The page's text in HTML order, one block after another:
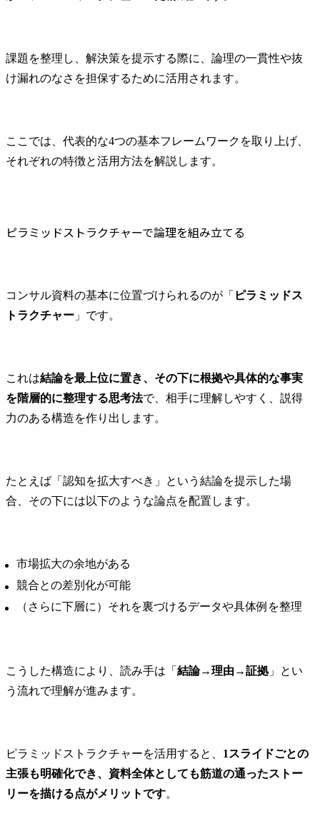
課題を整理し、解決策を提示する際に、論理の一貫性や抜
け漏れのなさを担保するために活用されます。
ここでは、代表的な4つの基本フレームワークを取り上げ、
それぞれの特徴と活用方法を解説します。
ピラミッドストラクチャーで論理を組み立てる
コンサル資料の基本に位置づけられるのが「 ピラミッドス
トラクチャー 」です。
これは結論を最上位に置き、その下に根拠や具体的な事実
を階層的に整理する思考法で、相手に理解しやすく、説得
力のある構造を作り出します。
たとえば「認知を拡大すべき」という結論を提示した場
合、その下には以下のような論点を配置します。
市場拡大の余地がある
競合との差別化が可能
（さらに下層に）それを裏づけるデータや具体例を整理
こうした構造により、読み手は「 結論→理由→証拠 」とい
う流れで理解が進みます。
ピラミッドストラクチャーを活用すると、 1スライドごとの
主張も明確化でき、資料全体としても筋道の通ったストー
リーを描ける点がメリットです。